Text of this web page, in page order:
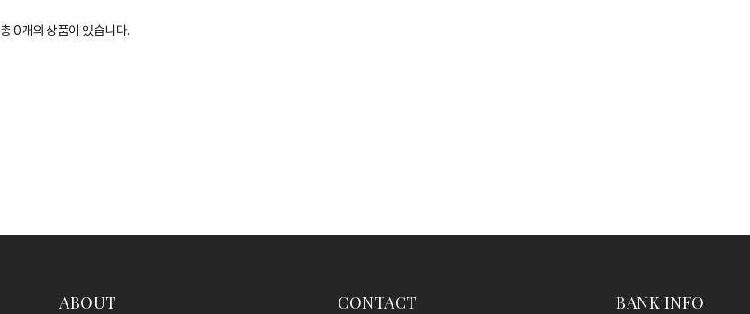
총 0개의 상품이 있습니다.
ABOUT CONTACT BANK INFO